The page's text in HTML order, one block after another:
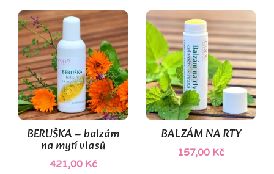
BERUŠKA – balzám
na mytí vlasů
421,00 Kč
BALZÁM NA RTY
157,00 Kč
(1)